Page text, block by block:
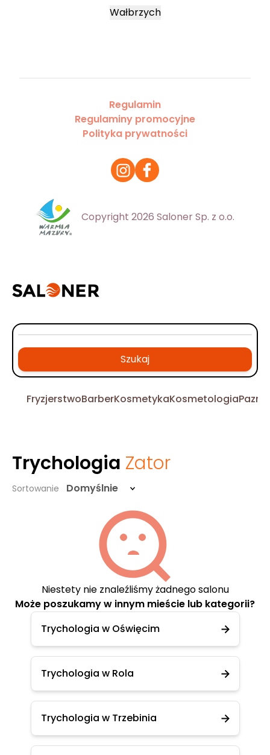
Wałbrzych
Regulamin
Regulaminy promocyjne
Polityka prywatności
Copyright 2026 Saloner Sp. z o.o.
Szukaj
FryzjerstwoBarberKosmetykaKosmetologia
Trychologia Zator
Sortowanie Domyślnie
Niestety nie znaleźliśmy żadnego salonu
Może poszukamy w innym mieście lub kategorii?
Trychologia w Oświęcim
Trychologia w Rola
Trychologia w Trzebinia